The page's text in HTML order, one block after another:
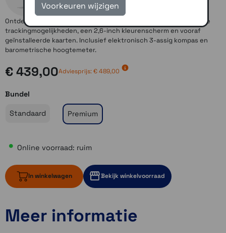
Ontdek meer met deze robuuste handheld met zeer nauwkeurige
trackingmogelijkheden, een 2,6-inch kleurenscherm en vooraf
geïnstalleerde kaarten. Inclusief elektronisch 3-assig kompas en
barometrische hoogtemeter.
€ 439,00Adviesprijs: € 489,00
Bundel
Standaard Premium
Online voorraad: ruim
In winkelwagen Bekijk winkelvoorraad
ruim op voorraad
2 op voorraad
Meer informatie
Voorkeuren wijzigen